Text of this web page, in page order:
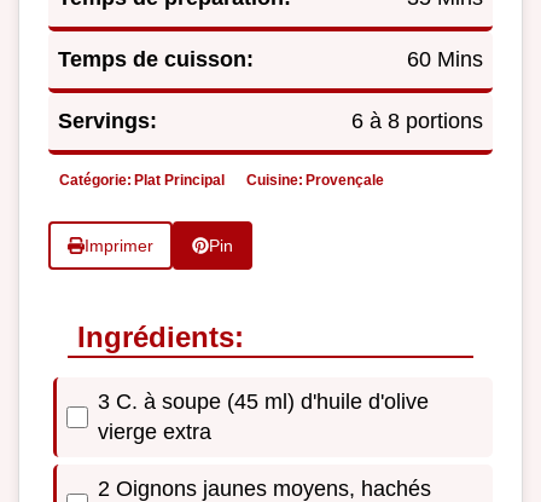
Temps de cuisson: 60 Mins
Servings: 6 à 8 portions
Catégorie: Plat Principal Cuisine: Provençale
Imprimer Pin
Ingrédients:
3 C. à soupe (45 ml) d'huile d'olive
vierge extra
2 Oignons jaunes moyens, hachés